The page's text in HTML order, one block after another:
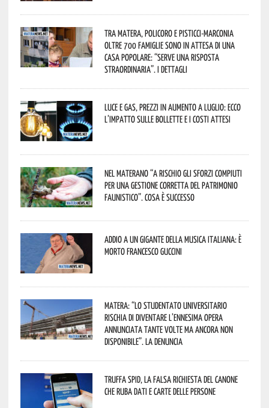
Tra Matera, Policoro e Pisticci-Marconia
oltre 700 famiglie sono in attesa di una
casa popolare: “serve una risposta
straordinaria”. I dettagli
Luce e gas, prezzi in aumento a luglio: ecco
l’impatto sulle bollette e i costi attesi
Nel materano “a rischio gli sforzi compiuti
per una gestione corretta del patrimonio
faunistico”. Cosa è successo
Addio a un gigante della musica italiana: è
morto Francesco Guccini
Matera: “Lo studentato universitario
rischia di diventare l’ennesima opera
annunciata tante volte ma ancora non
disponibile”. La denuncia
Truffa Spid, la falsa richiesta del canone
che ruba dati e carte delle persone